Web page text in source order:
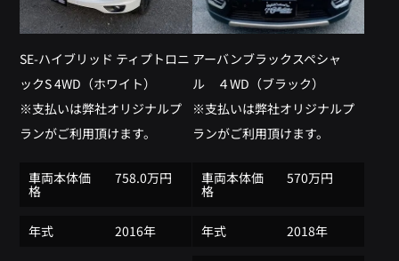
SE-ハイブリッド ティプトロニ
ックS 4WD（ホワイト）
※支払いは弊社オリジナルプ
ランがご利用頂けます。
車両本体価
格
758.0万円
年式 2016年
アーバンブラックスペシャ
ル ４WD（ブラック）
※支払いは弊社オリジナルプ
ランがご利用頂けます。
車両本体価
格
570万円
年式 2018年